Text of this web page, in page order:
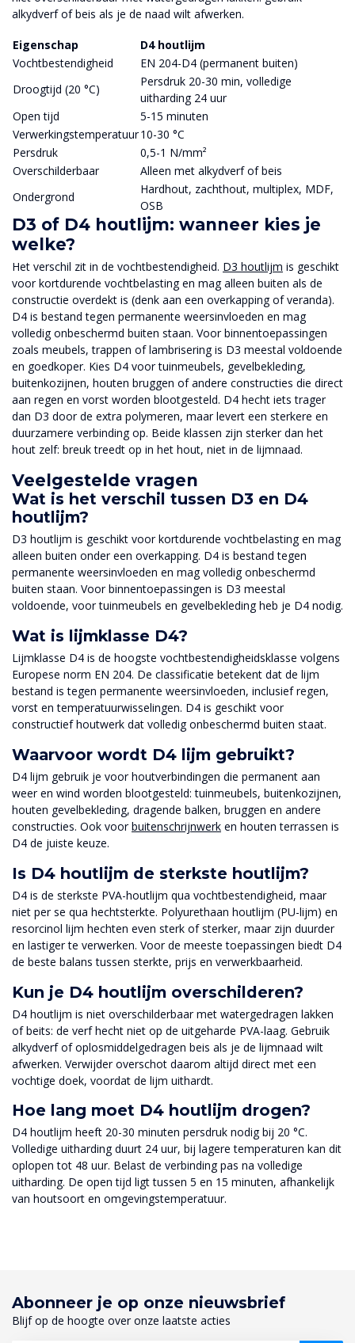
alkydverf of beis als je de naad wilt afwerken.
Eigenschap
D4 houtlijm
Vochtbestendigheid
EN 204-D4 (permanent buiten)
Droogtijd (20 °C)
Persdruk 20-30 min, volledige
uitharding 24 uur
Open tijd
5-15 minuten
Verwerkingstemperatuur10-30 °C
Persdruk
0,5-1 N/mm²
Overschilderbaar
Alleen met alkydverf of beis
Ondergrond
Hardhout, zachthout, multiplex, MDF,
OSB
D3 of D4 houtlijm: wanneer kies je
welke?
Het verschil zit in de vochtbestendigheid. D3 houtlijm is geschikt
voor kortdurende vochtbelasting en mag alleen buiten als de
constructie overdekt is (denk aan een overkapping of veranda).
D4 is bestand tegen permanente weersinvloeden en mag
volledig onbeschermd buiten staan. Voor binnentoepassingen
zoals meubels, trappen of lambrisering is D3 meestal voldoende
en goedkoper. Kies D4 voor tuinmeubels, gevelbekleding,
buitenkozijnen, houten bruggen of andere constructies die direct
aan regen en vorst worden blootgesteld. D4 hecht iets trager
dan D3 door de extra polymeren, maar levert een sterkere en
duurzamere verbinding op. Beide klassen zijn sterker dan het
hout zelf: breuk treedt op in het hout, niet in de lijmnaad.
Veelgestelde vragen
Wat is het verschil tussen D3 en D4
houtlijm?
D3 houtlijm is geschikt voor kortdurende vochtbelasting en mag
alleen buiten onder een overkapping. D4 is bestand tegen
permanente weersinvloeden en mag volledig onbeschermd
buiten staan. Voor binnentoepassingen is D3 meestal
voldoende, voor tuinmeubels en gevelbekleding heb je D4 nodig.
Wat is lijmklasse D4?
Lijmklasse D4 is de hoogste vochtbestendigheidsklasse volgens
Europese norm EN 204. De classificatie betekent dat de lijm
bestand is tegen permanente weersinvloeden, inclusief regen,
vorst en temperatuurwisselingen. D4 is geschikt voor
constructief houtwerk dat volledig onbeschermd buiten staat.
Waarvoor wordt D4 lijm gebruikt?
D4 lijm gebruik je voor houtverbindingen die permanent aan
weer en wind worden blootgesteld: tuinmeubels, buitenkozijnen,
houten gevelbekleding, dragende balken, bruggen en andere
constructies. Ook voorbuitenschrijnwerk en houten terrassen is
D4 de juiste keuze.
Is D4 houtlijm de sterkste houtlijm?
D4 is de sterkste PVA-houtlijm qua vochtbestendigheid, maar
niet per se qua hechtsterkte. Polyurethaan houtlijm (PU-lijm) en
resorcinol lijm hechten even sterk of sterker, maar zijn duurder
en lastiger te verwerken. Voor de meeste toepassingen biedt D4
de beste balans tussen sterkte, prijs en verwerkbaarheid.
Kun je D4 houtlijm overschilderen?
D4 houtlijm is niet overschilderbaar met watergedragen lakken
of beits: de verf hecht niet op de uitgeharde PVA-laag. Gebruik
alkydverf of oplosmiddelgedragen beis als je de lijmnaad wilt
afwerken. Verwijder overschot daarom altijd direct met een
vochtige doek, voordat de lijm uithardt.
Hoe lang moet D4 houtlijm drogen?
D4 houtlijm heeft 20-30 minuten persdruk nodig bij 20 °C.
Volledige uitharding duurt 24 uur, bij lagere temperaturen kan dit
oplopen tot 48 uur. Belast de verbinding pas na volledige
uitharding. De open tijd ligt tussen 5 en 15 minuten, afhankelijk
van houtsoort en omgevingstemperatuur.
Abonneer je op onze nieuwsbrief
Blijf op de hoogte over onze laatste acties